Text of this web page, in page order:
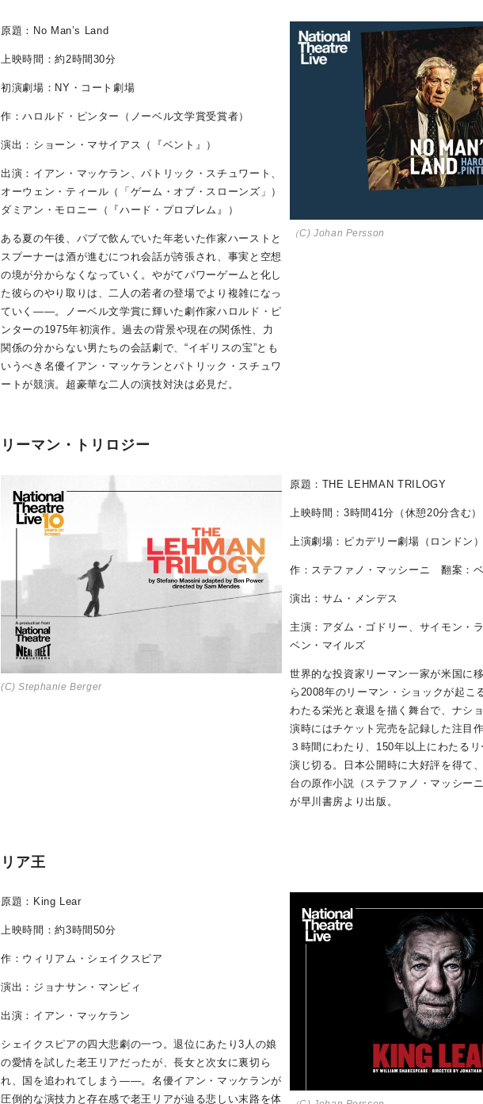
原題：No Man’s Land
上映時間：約2時間30分
初演劇場：NY・コート劇場
作：ハロルド・ピンター（ノーベル文学賞受賞者）
演出：ショーン・マサイアス（『ベント』）
出演：イアン・マッケラン、パトリック・スチュワート、
オーウェン・ティール（「ゲーム・オブ・スローンズ」）
ダミアン・モロニー（『ハード・プロブレム』）
ある夏の午後、パブで飲んでいた年老いた作家ハーストと
スプーナーは酒が進むにつれ会話が誇張され、事実と空想
の境が分からなくなっていく。やがてパワーゲームと化し
た彼らのやり取りは、二人の若者の登場でより複雑になっ
ていく――。ノーベル文学賞に輝いた劇作家ハロルド・ピ
ンターの1975年初演作。過去の背景や現在の関係性、力
関係の分からない男たちの会話劇で、“イギリスの宝”とも
いうべき名優イアン・マッケランとパトリック・スチュワ
ートが競演。超豪華な二人の演技対決は必見だ。
（C) Johan Persson
リーマン・トリロジー
(C) Stephanie Berger
原題：THE LEHMAN TRILOGY
上映時間：3時間41分（休憩20分含む）
上演劇場：ピカデリー劇場（ロンドン）
作：ステファノ・マッシーニ 翻案：
演出：サム・メンデス
主演：アダム・ゴドリー、サイモン・
ベン・マイルズ
世界的な投資家リーマン一家が米国に
ら2008年のリーマン・ショックが起こ
わたる栄光と衰退を描く舞台で、ナシ
演時にはチケット完売を記録した注目
３時間にわたり、150年以上にわたる
演じ切る。日本公開時に大好評を得て
台の原作小説（ステファノ・マッシー
が早川書房より出版。
リア王
原題：King Lear
上映時間：約3時間50分
作：ウィリアム・シェイクスピア
演出：ジョナサン・マンビィ
出演：イアン・マッケラン
シェイクスピアの四大悲劇の一つ。退位にあたり3人の娘
の愛情を試した老王リアだったが、長女と次女に裏切ら
れ、国を追われてしまう――。名優イアン・マッケランが
圧倒的な演技力と存在感で老王リアが辿る悲しい末路を体